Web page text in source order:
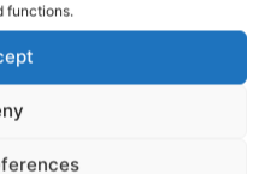
functions.
δεν θα πραγματοποιηθεί